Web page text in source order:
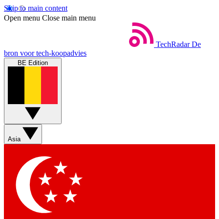
Skip to main content
Open menu Close main menu
TechRadar De
bron voor tech-koopadvies
BE Edition
Asia